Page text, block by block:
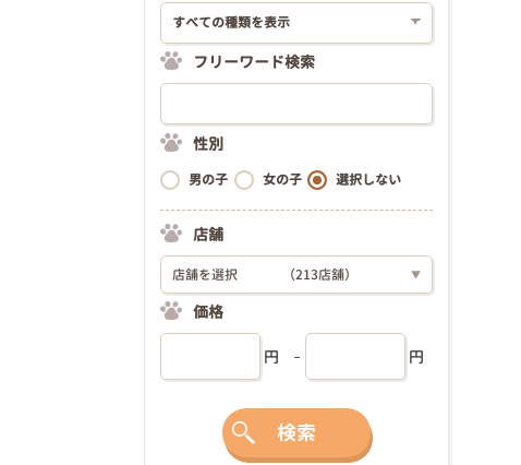
フリーワード検索
性別
男の子 女の子 選択しない
店舗
店舗を選択 （213店舗） ▼
価格
円 円
検索